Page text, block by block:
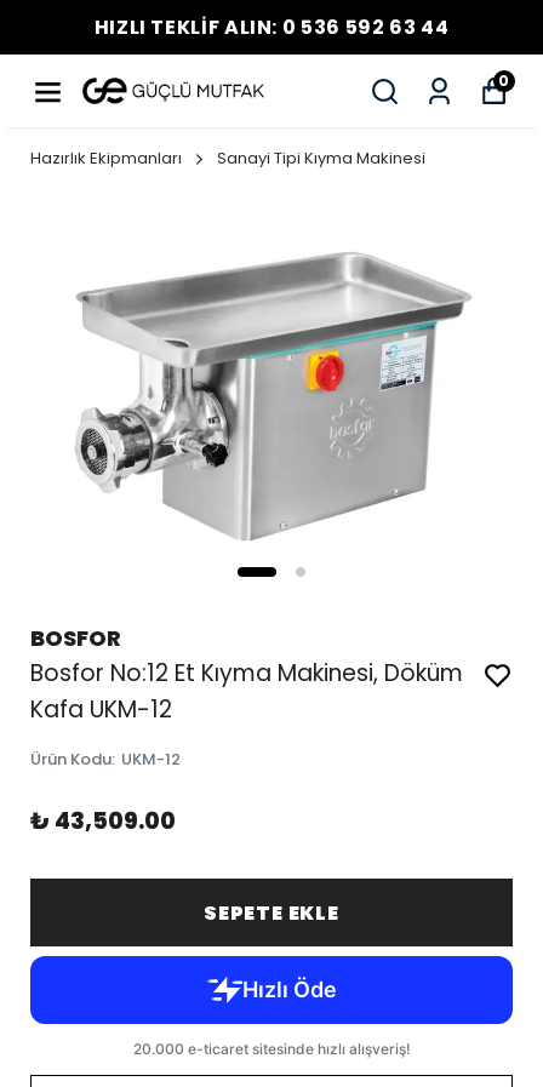
HIZLI TEKLİF ALIN: 0 536 592 63 44
0
Hazırlık Ekipmanları Sanayi Tipi Kıyma Makinesi
BOSFOR
Bosfor No:12 Et Kıyma Makinesi, Döküm
Kafa UKM-12
Ürün Kodu: UKM-12
₺ 43,509.00
SEPETE EKLE